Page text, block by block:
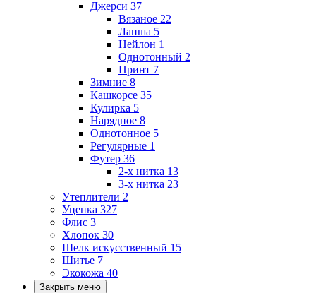
Джерси 37
Вязаное 22
Лапша 5
Нейлон 1
Однотонный 2
Принт 7
Зимние 8
Кашкорсе 35
Кулирка 5
Нарядное 8
Однотонное 5
Регулярные 1
Футер 36
2-х нитка 13
3-х нитка 23
Утеплители 2
Уценка 327
Флис 3
Хлопок 30
Шелк искусственный 15
Шитье 7
Экокожа 40
Закрыть меню